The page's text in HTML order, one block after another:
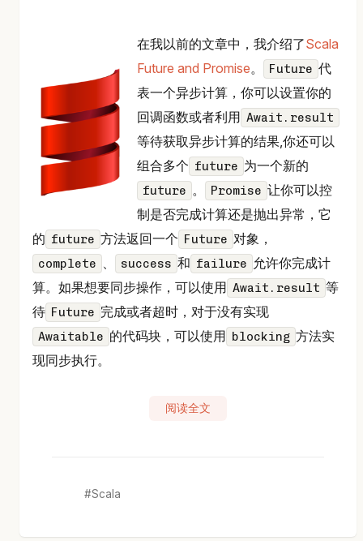
在我以前的文章中，我介绍了Scala
Future and Promise。 Future 代
表一个异步计算，你可以设置你的
回调函数或者利用 Await.result
等待获取异步计算的结果,你还可以
组合多个 future 为一个新的
future 。 Promise 让你可以控
制是否完成计算还是抛出异常，它
的 future 方法返回一个 Future 对象，
complete success 和 failure 允许你完成计
算。如果想要同步操作，可以使用 Await.result 等
待 Future 完成或者超时，对于没有实现
Awaitable 的代码块，可以使用 blocking 方法实
现同步执行。
阅读全文
Scala